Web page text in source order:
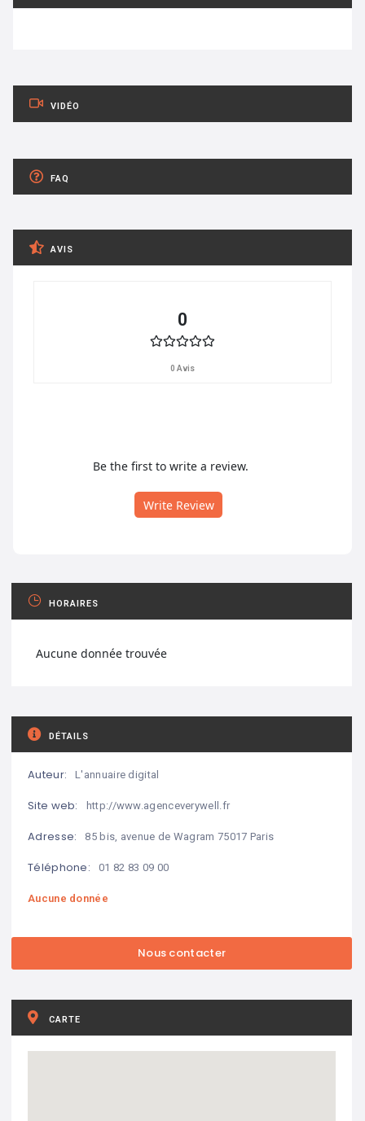
VIDÉO
FAQ
AVIS
0
0 Avis
Be the first to write a review.
Write Review
HORAIRES
Aucune donnée trouvée
DÉTAILS
Auteur: L'annuaire digital
Site web: http://www.agenceverywell.fr
Adresse: 85 bis, avenue de Wagram 75017 Paris
Téléphone: 01 82 83 09 00
Aucune donnée
CARTE